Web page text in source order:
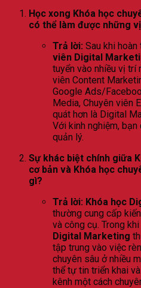
Học xong Khóa học
có thể làm được những
Trả lời: Sau khi hoàn
viên Digital
tuyển vào nhiều vị trí
viên Content
Google Ads/
Media, Chuyên viên
quát hơn là Digital
Với kinh nghiệm,
quản lý.
Sự khác biệt chính giữa
cơ bản và Khóa học
gì?
Trả lời: Khóa học
thường cung cấp
và công cụ. Trong
Digital Marketing
tập trung vào việc
chuyên sâu ở nhiều
thể tự tin triển khai
kênh một cách